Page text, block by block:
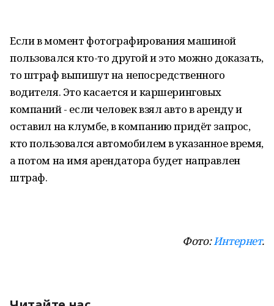
Если в момент фотографирования машиной
пользовался кто-то другой и это можно доказать,
то штраф выпишут на непосредственного
водителя. Это касается и каршеринговых
компаний - если человек взял авто в аренду и
оставил на клумбе, в компанию придёт запрос,
кто пользовался автомобилем в указанное время,
а потом на имя арендатора будет направлен
штраф.
Фото:Интернет.